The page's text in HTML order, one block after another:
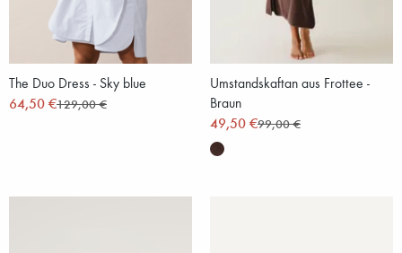
The Duo Dress - Sky blue
64,50 €129,00 €
Umstandskaftan aus Frottee -
Braun
49,50 €99,00 €